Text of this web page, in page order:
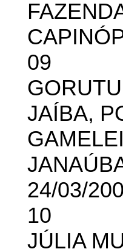
09
JAÍBA,
24/03/
10
JÚLIA